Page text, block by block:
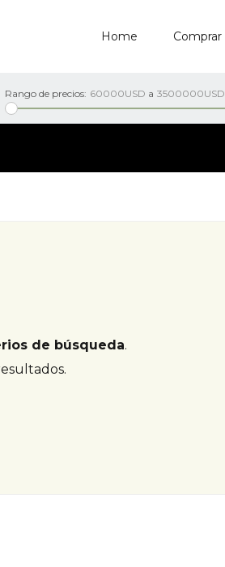
Home Comprar
Rango de precios: 60000USD a 3500000USD
de búsqueda.